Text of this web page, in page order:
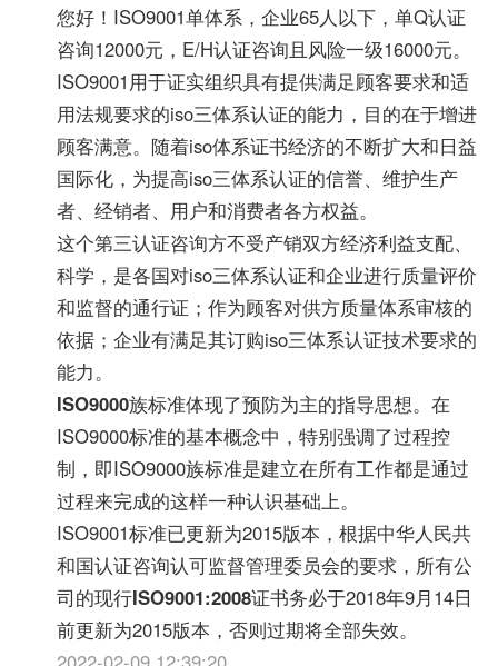
您好！ISO9001单体系，企业65人以下，单Q认证
咨询12000元，E/H认证咨询且风险一级16000元。
ISO9001用于证实组织具有提供满足顾客要求和适
用法规要求的iso三体系认证的能力，目的在于增进
顾客满意。随着iso体系证书经济的不断扩大和日益
国际化，为提高iso三体系认证的信誉、维护生产
者、经销者、用户和消费者各方权益。
这个第三认证咨询方不受产销双方经济利益支配、
科学，是各国对iso三体系认证和企业进行质量评价
和监督的通行证；作为顾客对供方质量体系审核的
依据；企业有满足其订购iso三体系认证技术要求的
能力。
ISO9000族标准体现了预防为主的指导思想。在
ISO9000标准的基本概念中，特别强调了过程控
制，即ISO9000族标准是建立在所有工作都是通过
过程来完成的这样一种认识基础上。
ISO9001标准已更新为2015版本，根据中华人民共
和国认证咨询认可监督管理委员会的要求，所有公
司的现行ISO9001:2008证书务必于2018年9月14日
前更新为2015版本，否则过期将全部失效。